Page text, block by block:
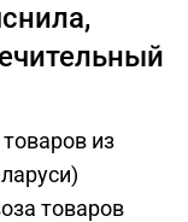
из
товаров